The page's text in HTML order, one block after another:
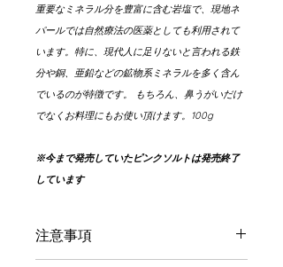
重要なミネラル分を豊富に含む岩塩で、現地ネ
パールでは自然療法の医薬としても利用されて
います。特に、現代人に足りないと言われる鉄
分や銅、亜鉛などの鉱物系ミネラルを多く含ん
でいるのが特徴です。 もちろん、鼻うがいだけ
でなくお料理にもお使い頂けます。100g
※今まで発売していたピンクソルトは発売終了
しています
注意事項